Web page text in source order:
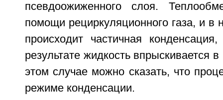
псевдоожиженного слоя.
помощи рециркуляционного газа, и в
происходит частичная
результате жидкость впрыскивается
этом случае можно сказать, что
режиме конденсации.